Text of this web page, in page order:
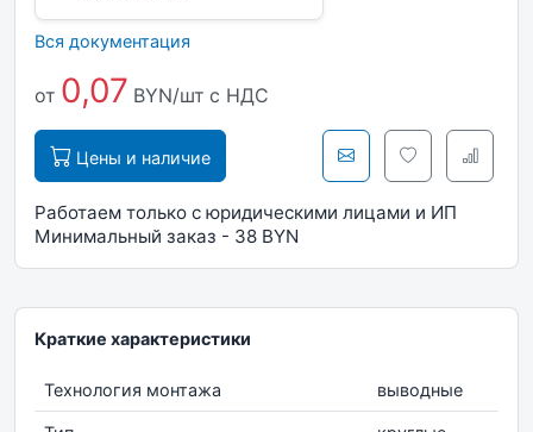
Вся документация
от 0,07 BYN/шт с НДС
Цены и наличие
Работаем только с юридическими лицами и ИП
Минимальный заказ - 38 BYN
Краткие характеристики
Технология монтажа выводные